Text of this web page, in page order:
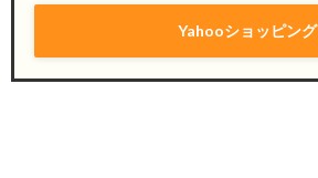
Yahooショッピング